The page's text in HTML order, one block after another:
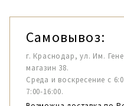
Самовывоз:
г. Краснодар, ул. Им.
магазин 38.
Среда и воскресение с
7:00-16:00.